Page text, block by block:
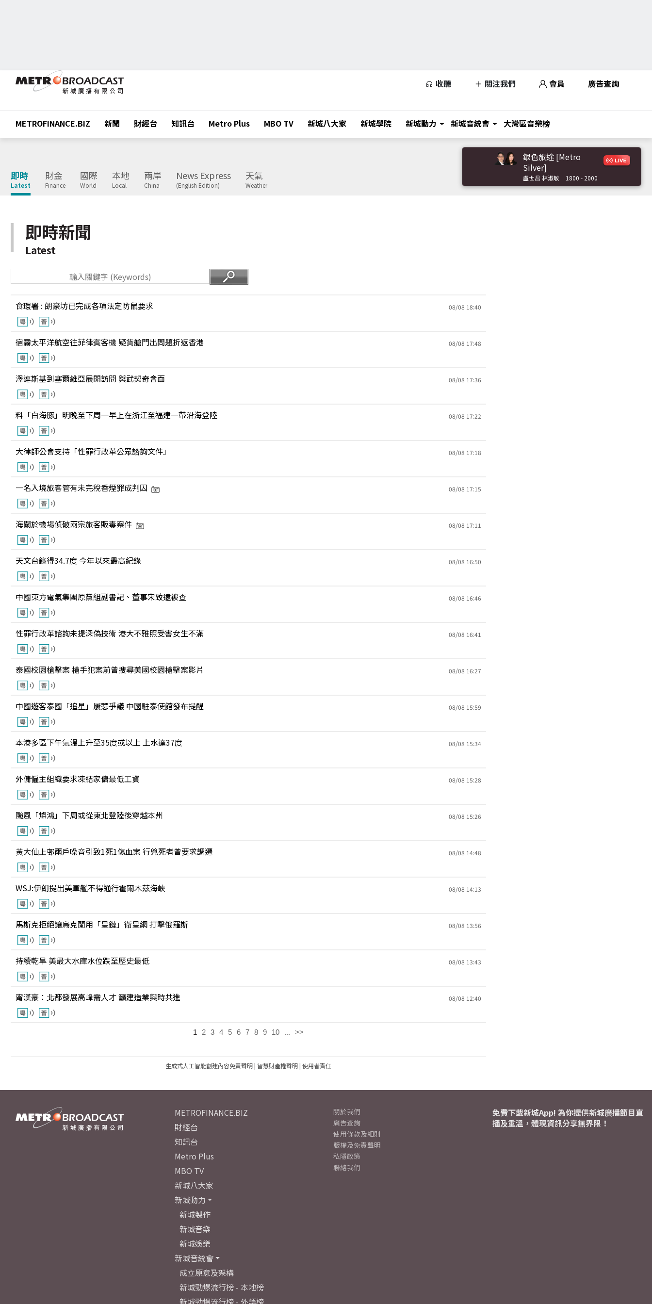
收聽 關注我們 會員 廣告查詢
METROFINANCE.BIZ 新聞 財經台 知訊台 Metro Plus MBO TV 新城八大家 新城學院 新城動力 新城音統會 大灣區音樂榜
即時
Latest
財金
Finance
國際
World
本地
Local
兩岸
China
News Express
(English Edition)
天氣
Weather
銀色旅途 [Metro
Silver]
盧世昌 林淑敏 1800 - 2000
即時新聞
Latest
食環署 : 朗豪坊已完成各項法定防鼠要求 08/08 18:40
宿霧太平洋航空往菲律賓客機 疑貨艙門出問題折返香港 08/08 17:48
澤連斯基到塞爾維亞展開訪問 與武契奇會面 08/08 17:36
料「白海豚」明晚至下周一早上在浙江至福建一帶沿海登陸 08/08 17:22
大律師公會支持「性罪行改革公眾諮詢文件」 08/08 17:18
一名入境旅客管有未完稅香煙罪成判囚 08/08 17:15
海關於機場偵破兩宗旅客販毒案件 08/08 17:11
天文台錄得34.7度 今年以來最高紀錄 08/08 16:50
中國東方電氣集團原黨組副書記、董事宋致遠被查 08/08 16:46
性罪行改革諮詢未提深偽技術 港大不雅照受害女生不滿 08/08 16:41
泰國校園槍擊案 槍手犯案前曾搜尋美國校園槍擊案影片 08/08 16:27
中國遊客泰國「追星」屢惹爭議 中國駐泰使館發布提醒 08/08 15:59
本港多區下午氣溫上升至35度或以上 上水達37度 08/08 15:34
外傭僱主組織要求凍結家傭最低工資 08/08 15:28
颱風「燦鴻」下周或從東北登陸後穿越本州 08/08 15:26
黃大仙上邨兩戶噪音引致1死1傷血案 行兇死者曾要求調遷 08/08 14:48
WSJ:伊朗提出美軍艦不得通行霍爾木茲海峽 08/08 14:13
馬斯克拒絕讓烏克蘭用「星鏈」衛星網 打擊俄羅斯 08/08 13:56
持續乾旱 美最大水庫水位跌至歷史最低 08/08 13:43
甯漢豪：北都發展高峰需人才 籲建造業與時共進 08/08 12:40
1 2 3 4 5 6 7 8 9 10 ... >>
生成式人工智能創建內容免責聲明| 智慧財產權聲明| 使用者責任
METROFINANCE.BIZ
財經台
知訊台
Metro Plus
MBO TV
新城八大家
新城動力
新城製作
新城音樂
新城娛樂
新城音統會
成立原意及架構
新城勁爆流行榜 - 本地榜
新城勁爆流行榜 - 外語榜
關於我們
廣告查詢
使用條款及細則
版權及免責聲明
私隱政策
聯絡我們
免費下載新城App! 為你提供新城廣播節目直
播及重溫，體現資訊分享無界限！